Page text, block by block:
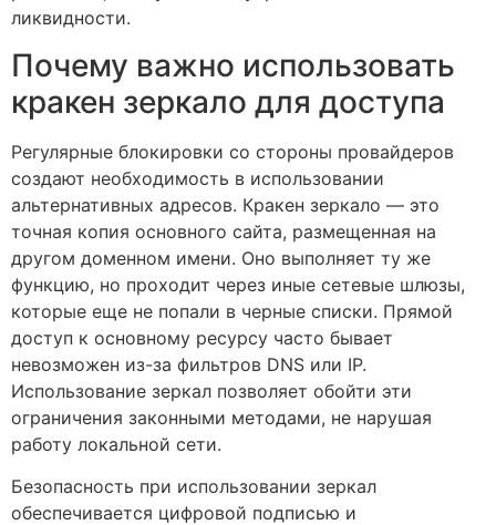
ликвидности.
Почему важно использовать
кракен зеркало для доступа
Регулярные блокировки со стороны провайдеров
создают необходимость в использовании
альтернативных адресов. Кракен зеркало — это
точная копия основного сайта, размещенная на
другом доменном имени. Оно выполняет ту же
функцию, но проходит через иные сетевые шлюзы,
которые еще не попали в черные списки. Прямой
доступ к основному ресурсу часто бывает
невозможен из-за фильтров DNS или IP.
Использование зеркал позволяет обойти эти
ограничения законными методами, не нарушая
работу локальной сети.
Безопасность при использовании зеркал
обеспечивается цифровой подписью и